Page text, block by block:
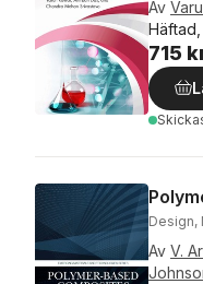
Av
715
Design,
Av V.